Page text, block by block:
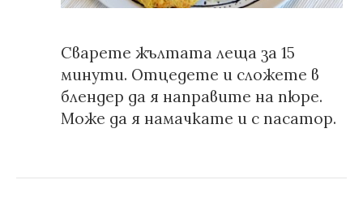
Сварете жълтата леща за 15
минути. Отцедете и сложете в
блендер да я направите на пюре.
Може да я намачкате и с пасатор.